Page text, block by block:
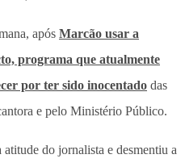
após Marcão usar a
programa que atualmente
por ter sido inocentado das
e pelo Ministério Público.
do jornalista e desmentiu a